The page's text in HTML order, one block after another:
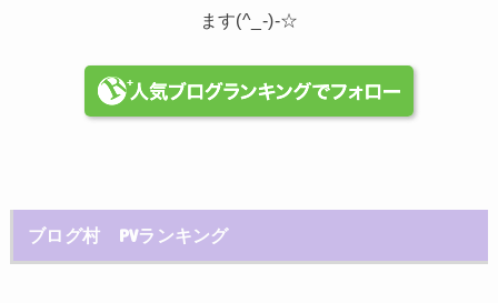
ます(^_-)-☆
ブログ村 PVランキング